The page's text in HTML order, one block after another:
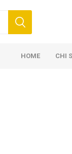
HOME CHI